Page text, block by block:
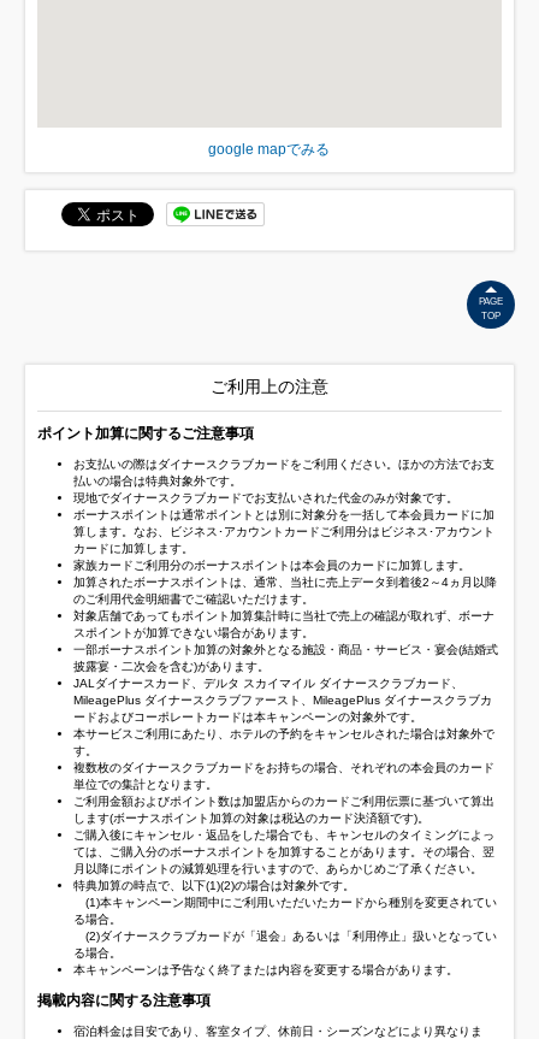
google mapでみる
PAGE
TOP
ご利用上の注意
ポイント加算に関するご注意事項
お支払いの際はダイナースクラブカードをご利用ください。ほかの方法でお支
払いの場合は特典対象外です。
現地でダイナースクラブカードでお支払いされた代金のみが対象です。
ボーナスポイントは通常ポイントとは別に対象分を一括して本会員カードに加
算します。なお、ビジネス･アカウントカードご利用分はビジネス･アカウント
カードに加算します。
家族カードご利用分のボーナスポイントは本会員のカードに加算します。
加算されたボーナスポイントは、通常、当社に売上データ到着後2～4ヵ月以降
のご利用代金明細書でご確認いただけます。
対象店舗であってもポイント加算集計時に当社で売上の確認が取れず、ボーナ
スポイントが加算できない場合があります。
一部ボーナスポイント加算の対象外となる施設・商品・サービス・宴会(結婚式
披露宴・二次会を含む)があります。
JALダイナースカード、デルタ スカイマイル ダイナースクラブカード、
MileagePlus ダイナースクラブファースト、MileagePlus ダイナースクラブカ
ードおよびコーポレートカードは本キャンペーンの対象外です。
本サービスご利用にあたり、ホテルの予約をキャンセルされた場合は対象外で
す。
複数枚のダイナースクラブカードをお持ちの場合、それぞれの本会員のカード
単位での集計となります。
ご利用金額およびポイント数は加盟店からのカードご利用伝票に基づいて算出
します(ボーナスポイント加算の対象は税込のカード決済額です)。
ご購入後にキャンセル・返品をした場合でも、キャンセルのタイミングによっ
ては、ご購入分のボーナスポイントを加算することがあります。その場合、翌
月以降にポイントの減算処理を行いますので、あらかじめご了承ください。
特典加算の時点で、以下(1)(2)の場合は対象外です。
(1)本キャンペーン期間中にご利用いただいたカードから種別を変更されてい
る場合。
(2)ダイナースクラブカードが「退会」あるいは「利用停止」扱いとなってい
る場合。
本キャンペーンは予告なく終了または内容を変更する場合があります。
掲載内容に関する注意事項
宿泊料金は目安であり、客室タイプ、休前日・シーズンなどにより異なりま